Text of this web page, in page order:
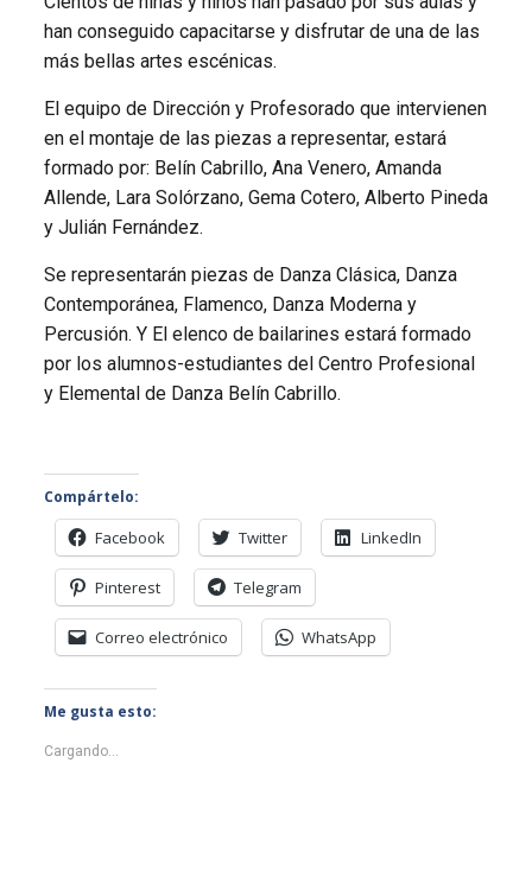
han conseguido capacitarse y disfrutar de una de las
más bellas artes escénicas.
El equipo de Dirección y Profesorado que intervienen
en el montaje de las piezas a representar, estará
formado por: Belín Cabrillo, Ana Venero, Amanda
Allende, Lara Solórzano, Gema Cotero, Alberto Pineda
y Julián Fernández.
Se representarán piezas de Danza Clásica, Danza
Contemporánea, Flamenco, Danza Moderna y
Percusión. Y El elenco de bailarines estará formado
por los alumnos-estudiantes del Centro Profesional
y Elemental de Danza Belín Cabrillo.
Compártelo:
Facebook Twitter LinkedIn
Pinterest Telegram
Correo electrónico WhatsApp
Me gusta esto:
Cargando...